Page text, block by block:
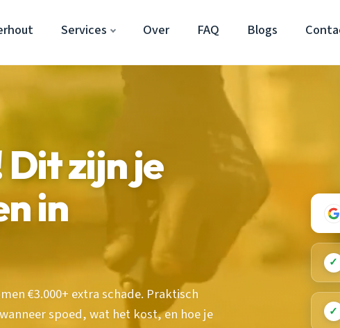
Services Over FAQ Blogs
zijn je
in
€3.000+ extra schade. Praktisch
spoed, wat het kost, en hoe je
✓
✓